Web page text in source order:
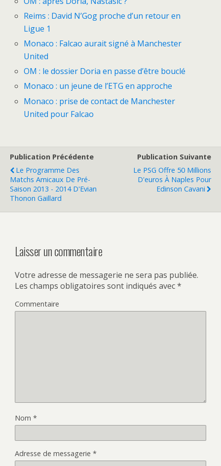
Reims : David N’Gog proche d’un retour en
Ligue 1
Monaco : Falcao aurait signé à Manchester
United
OM : le dossier Doria en passe d’être bouclé
Monaco : un jeune de l’ETG en approche
Monaco : prise de contact de Manchester
United pour Falcao
Publication Précédente
Le Programme Des
Matchs Amicaux De Pré-
Saison 2013 - 2014 D'Evian
Thonon Gaillard
Publication Suivante
Le PSG Offre 50 Millions
D'euros À Naples Pour
Edinson Cavani
Laisser un commentaire
Votre adresse de messagerie ne sera pas publiée.
Les champs obligatoires sont indiqués avec*
Commentaire
Nom *
Adresse de messagerie *